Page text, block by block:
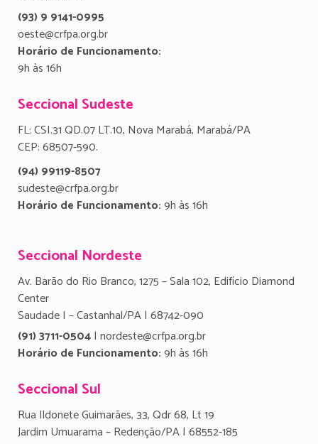
(93) 9 9141-0995
oeste@crfpa.org.br
Horário de Funcionamento:
9h às 16h
Seccional Sudeste
FL: CSI.31 QD.07 LT.10, Nova Marabá, Marabá/PA
CEP: 68507-590.
(94) 99119-8507
sudeste@crfpa.org.br
Horário de Funcionamento:9h às 16h
Seccional Nordeste
Av. Barão do Rio Branco, 1275 – Sala 102, Edifício Diamond
Center
Saudade I – Castanhal/PA | 68742-090
(91) 3711-0504| nordeste@crfpa.org.br
Horário de Funcionamento:9h às 16h
Seccional Sul
Rua Ildonete Guimarães, 33, Qdr 68, Lt 19
Jardim Umuarama – Redenção/PA | 68552-185